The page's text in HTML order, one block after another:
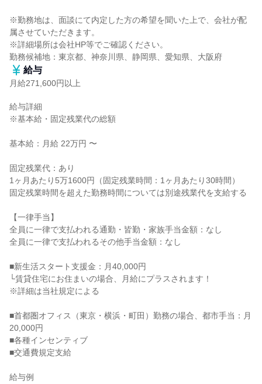
※勤務地は、面談にて内定した方の希望を聞いた上で、会社が配
属させていただきます。
※詳細場所は会社HP等でご確認ください。
勤務候補地：東京都、神奈川県、静岡県、愛知県、大阪府
給与
月給271,600円以上
給与詳細
※基本給・固定残業代の総額
基本給：月給 22万円 〜
固定残業代：あり
1ヶ月あたり5万1600円（固定残業時間：1ヶ月あたり30時間）
固定残業時間を超えた勤務時間については別途残業代を支給する
【一律手当】
全員に一律で支払われる通勤・皆勤・家族手当金額：なし
全員に一律で支払われるその他手当金額：なし
■新生活スタート支援金：月40,000円
└賃貸住宅にお住まいの場合、月給にプラスされます！
※詳細は当社規定による
■首都圏オフィス（東京・横浜・町田）勤務の場合、都市手当：月
20,000円
■各種インセンティブ
■交通費規定支給
給与例